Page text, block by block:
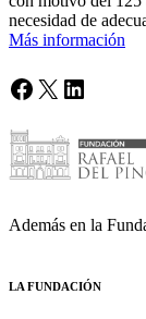
necesidad de
Más información
Facebook
X LinkedIn
Además en la
LA FUNDACIÓN